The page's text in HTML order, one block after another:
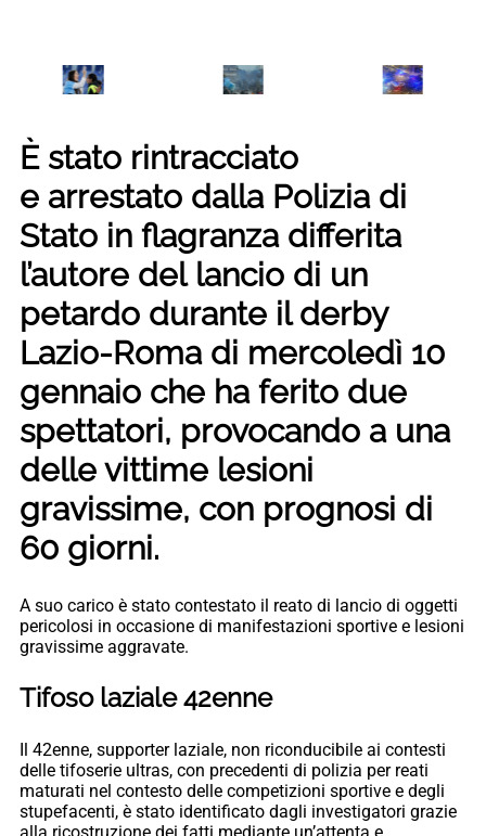
È stato rintracciato
e arrestato dalla Polizia di
Stato in flagranza differita
l’autore del lancio di un
petardo durante il derby
Lazio-Roma di mercoledì 10
gennaio che ha ferito due
spettatori, provocando a una
delle vittime lesioni
gravissime, con prognosi di
60 giorni.
A suo carico è stato contestato il reato di lancio di oggetti
pericolosi in occasione di manifestazioni sportive e lesioni
gravissime aggravate.
Tifoso laziale 42enne
Il 42enne, supporter laziale, non riconducibile ai contesti
delle tifoserie ultras, con precedenti di polizia per reati
maturati nel contesto delle competizioni sportive e degli
stupefacenti, è stato identificato dagli investigatori grazie